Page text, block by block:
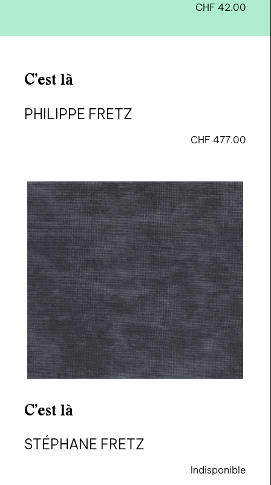
CHF 42.00
C’est là
PHILIPPE FRETZ
CHF 477.00
C’est là
STÉPHANE FRETZ
Indisponible
Ce site utilise des cookies et vous
donne le contrôle sur ceux que vous
souhaitez activer
TOUT ACCEPTER
Politique de confidentialité